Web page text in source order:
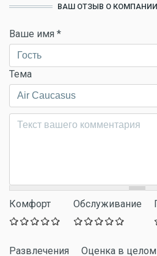
ВАШ ОТЗЫВ О КОМПАНИИ
Ваше имя *
Тема
Комментарий*
Комфорт Обслуживание
Развлечения Оценка в целом